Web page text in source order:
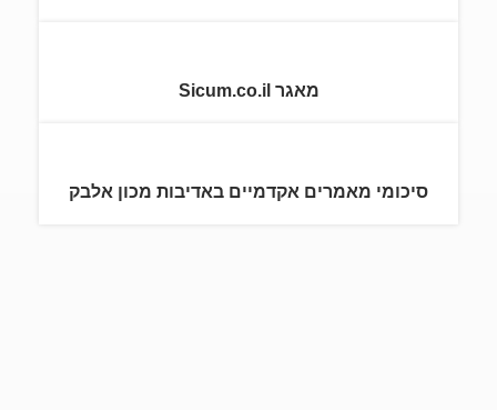
מאגר Sicum.co.il
סיכומי מאמרים אקדמיים באדיבות מכון אלבק